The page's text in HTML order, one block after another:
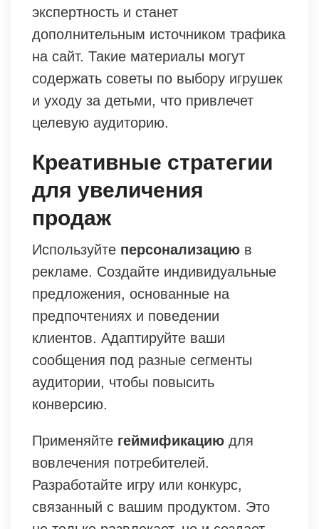
экспертность и станет
дополнительным источником трафика
на сайт. Такие материалы могут
содержать советы по выбору игрушек
и уходу за детьми, что привлечет
целевую аудиторию.
Креативные стратегии
для увеличения
продаж
Используйте персонализацию в
рекламе. Создайте индивидуальные
предложения, основанные на
предпочтениях и поведении
клиентов. Адаптируйте ваши
сообщения под разные сегменты
аудитории, чтобы повысить
конверсию.
Применяйте геймификацию для
вовлечения потребителей.
Разработайте игру или конкурс,
связанный с вашим продуктом. Это